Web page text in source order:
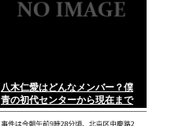
八木仁愛はどんなメンバー？僕
青の初代センターから現在まで
の活動を紹介